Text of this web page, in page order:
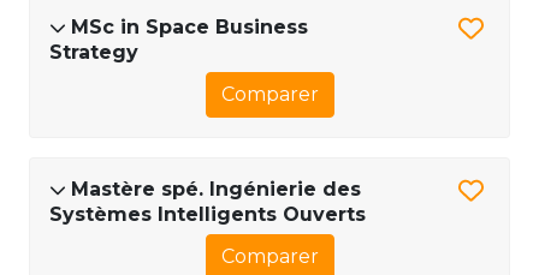
MSc in Space Business
Strategy
Comparer
Mastère spé. Ingénierie des
Systèmes Intelligents Ouverts
Comparer